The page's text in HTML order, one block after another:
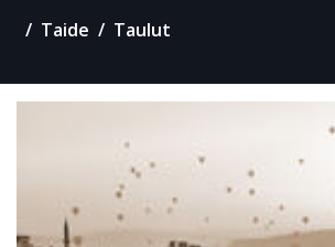
Taide Taulut